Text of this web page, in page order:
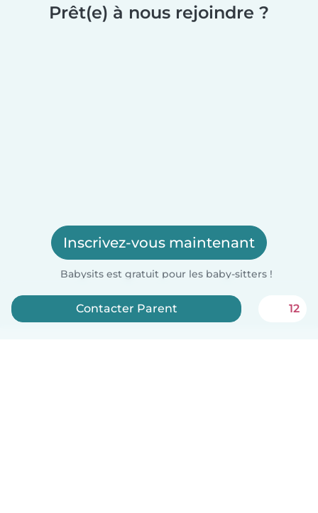
Prêt(e) à nous rejoindre ?
Inscrivez-vous maintenant
Babysits est gratuit pour les baby-sitters !
Contacter Parent 12